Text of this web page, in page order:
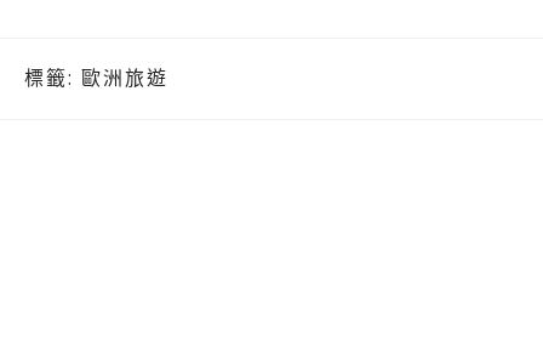
標籤: 歐洲旅遊